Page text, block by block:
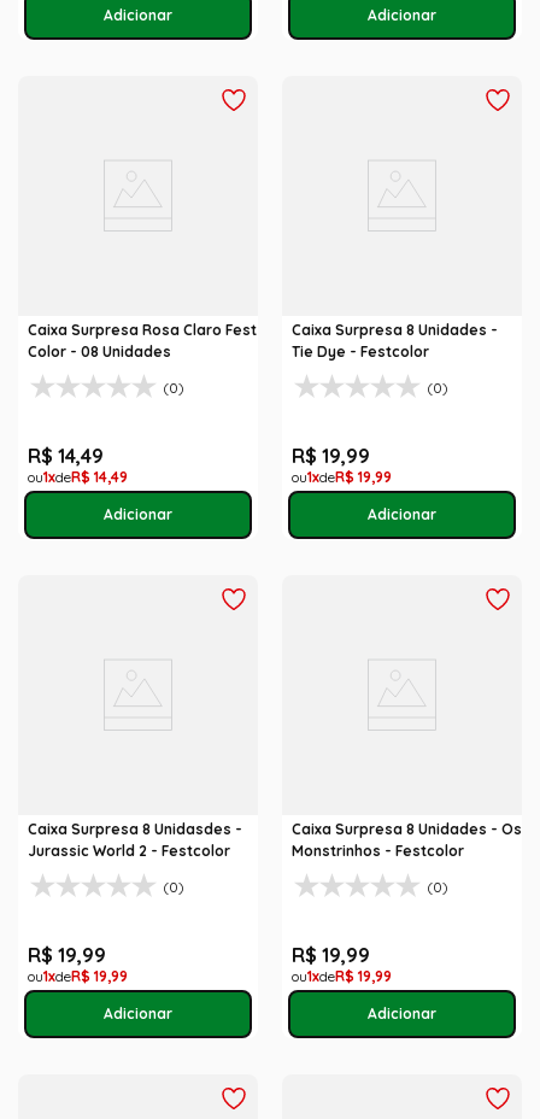
Caixa Surpresa Rosa Claro Fest
Color - 08 Unidades
(0)
R$ 14,49
1 R$ 14,49
Caixa Surpresa 8 Unidades -
Tie Dye - Festcolor
(0)
R$ 19,99
1 R$ 19,99
Caixa Surpresa 8 Unidasdes -
Jurassic World 2 - Festcolor
(0)
R$ 19,99
1 R$ 19,99
Caixa Surpresa 8 Unidades - Os
Monstrinhos - Festcolor
(0)
R$ 19,99
1 R$ 19,99